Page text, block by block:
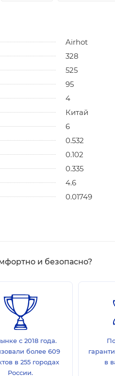
Airhot
328
525
95
4
Китай
6
0.532
0.102
0.335
4.6
0.01749
и безопасно?
с 2018 года.
более 609
в 255 городах
России.
в